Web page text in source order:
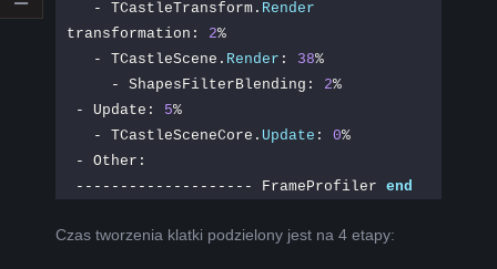
  - TCastleTransform.
Render
transformation: 2%
  - TCastleScene.
Render : 38%
    - ShapesFilterBlending:
2%
- Update: 5%
  - TCastleSceneCore.
Update : 0%
- Other:
-------------------- FrameProfiler end
Czas tworzenia klatki podzielony jest na 4 etapy: